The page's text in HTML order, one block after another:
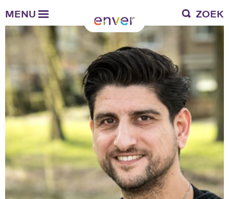
MENU ZOEK
Waar we voor staan
Ons werkgebied
Verantwoording
Bestuur en toezicht
Zakelijke gegevens
Werken bij Enver
Vacatures
Stages
Enver als werkgever
Vrienden van Enver
Onze vrienden